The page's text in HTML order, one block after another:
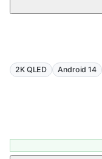
2K QLED Android 14